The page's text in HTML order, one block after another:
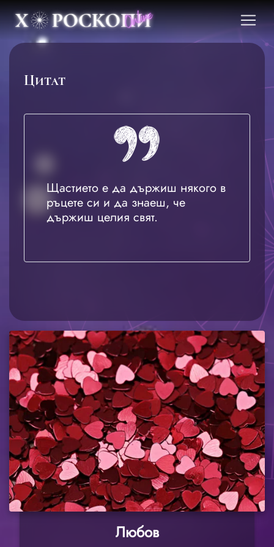
Цитат
Щастието е да държиш някого в
ръцете си и да знаеш, че
държиш целия свят.
Любов